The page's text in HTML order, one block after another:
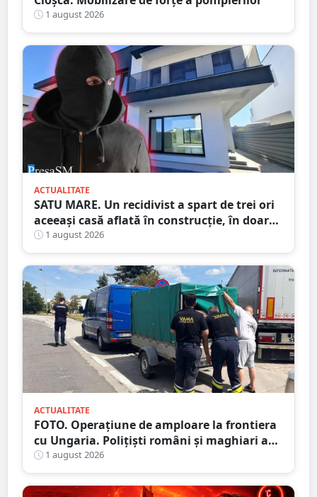
1 august 2026
ACTUALITATE
SATU MARE. Un recidivist a spart de trei ori
aceeași casă aflată în construcție, în doar
șase zile
1 august 2026
ACTUALITATE
FOTO. Operațiune de amploare la frontiera
cu Ungaria. Polițiști români și maghiari au
verificat sute de persoane
1 august 2026